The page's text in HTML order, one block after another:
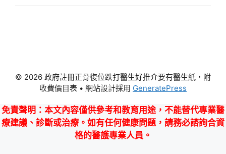
© 2026 政府註冊正骨復位跌打醫生好推介要有醫生紙，附
收費價目表 • 網站設計採用 GeneratePress
免責聲明 ：本文內容僅供參考和教育用途，不能替代專業醫
療建議、診斷或治療。如有任何健康問題，請務必諮詢合資
格的醫護專業人員。